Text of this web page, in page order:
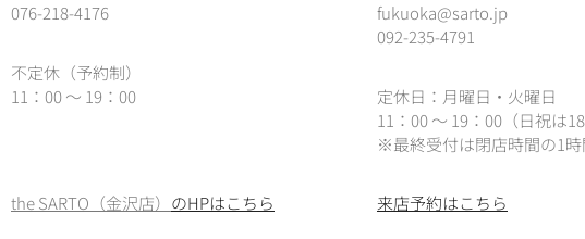
076-218-4176
不定休（予約制）
11：00 ～ 19：00
fukuoka@sarto.jp
092-235-4791
定休日：月曜日・火曜日
11：00 ～ 19：00（日祝は
※最終受付は閉店時間の1時
the SARTO（金沢店） のHPはこちら 来店予約はこちら